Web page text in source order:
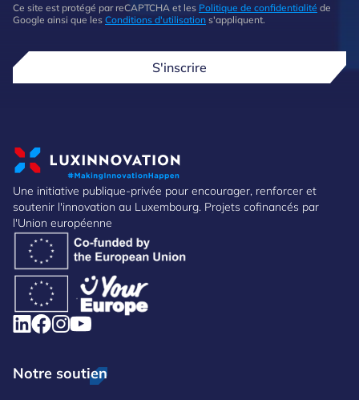
Ce site est protégé par reCAPTCHA et les Politique de confidentialité de
Google ainsi que les Conditions d'utilisation s'appliquent.
S'inscrire
Une initiative publique-privée pour encourager, renforcer et
soutenir l'innovation au Luxembourg. Projets cofinancés par
l'Union européenne
Notre soutien